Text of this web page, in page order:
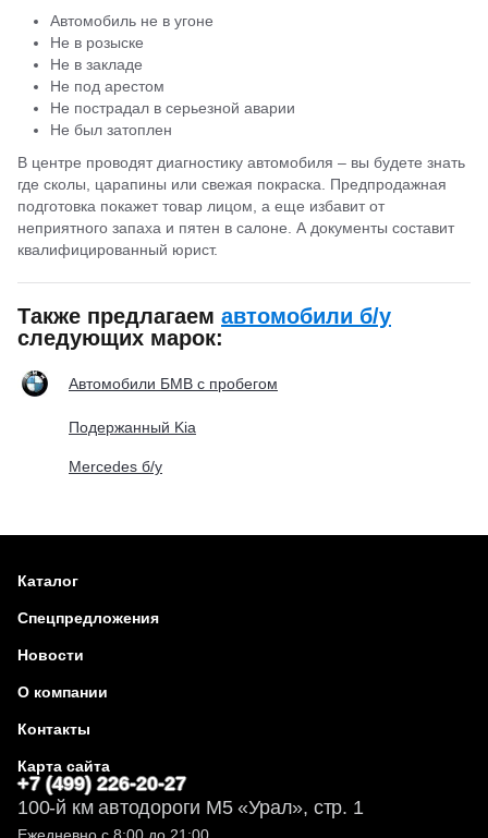
Автомобиль не в угоне
Не в розыске
Не в закладе
Не под арестом
Не пострадал в серьезной аварии
Не был затоплен
В центре проводят диагностику автомобиля – вы будете знать
где сколы, царапины или свежая покраска. Предпродажная
подготовка покажет товар лицом, а еще избавит от
неприятного запаха и пятен в салоне. А документы составит
квалифицированный юрист.
Также предлагаем автомобили б/у
следующих марок:
Автомобили БМВ с пробегом
Подержанный Kia
Mercedes б/у
Каталог
Спецпредложения
Новости
О компании
Контакты
Карта сайта
+7 (499) 226-20-27
100-й км автодороги М5 «Урал», стр. 1
Ежедневно с 8:00 до 21:00